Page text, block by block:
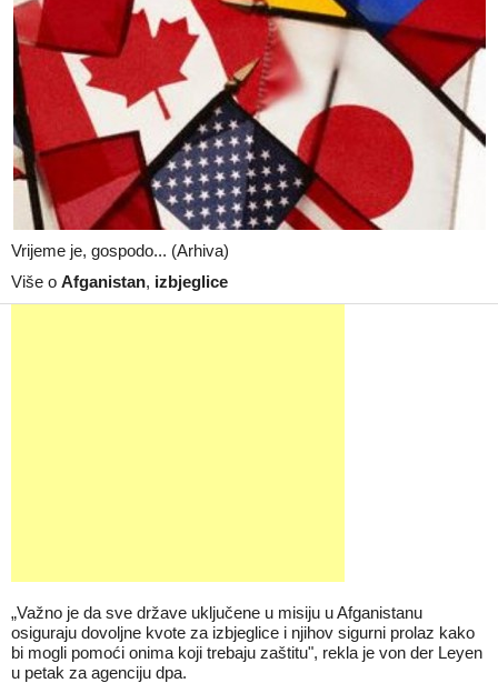
Vrijeme je, gospodo... (Arhiva)
Više o Afganistan, izbjeglice
„Važno je da sve države uključene u misiju u Afganistanu
osiguraju dovoljne kvote za izbjeglice i njihov sigurni prolaz kako
bi mogli pomoći onima koji trebaju zaštitu", rekla je von der Leyen
u petak za agenciju dpa.